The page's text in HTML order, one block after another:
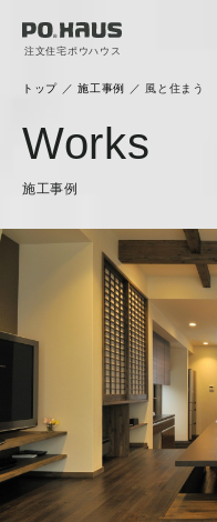
注文住宅ポウハウス
トップ ／施工事例 ／ 風と住まう
Works
施工事例